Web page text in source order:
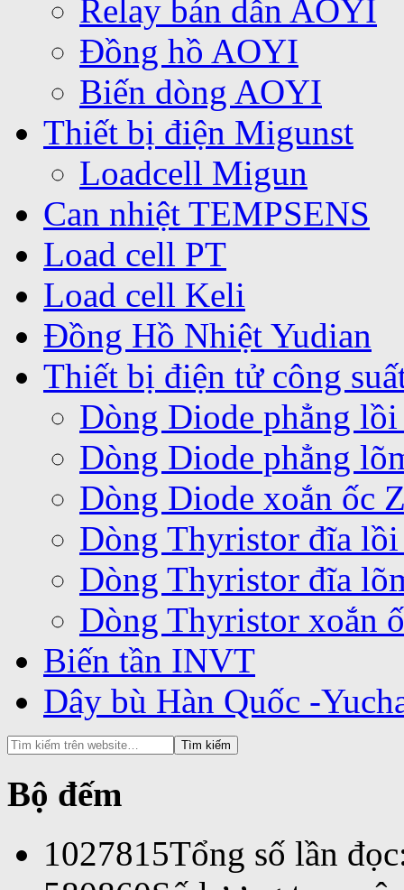
Relay bán dẫn AOYI
Đồng hồ AOYI
Biến dòng AOYI
Thiết bị điện Migunst
Loadcell Migun
Can nhiệt TEMPSENS
Load cell PT
Load cell Keli
Đồng Hồ Nhiệt Yudian
Thiết bị điện tử công
Dòng Diode phẳng
Dòng Diode phẳng
Dòng Diode xoắn ốc
Dòng Thyristor đĩa
Dòng Thyristor đĩa
Dòng Thyristor xoắn
Biến tần INVT
Dây bù Hàn Quốc -
Bộ đếm
1027815Tổng số lần